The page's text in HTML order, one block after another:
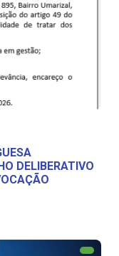
DELIBERATIVO